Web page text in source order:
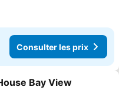
Consulter les prix
à mes favoris
Bay View